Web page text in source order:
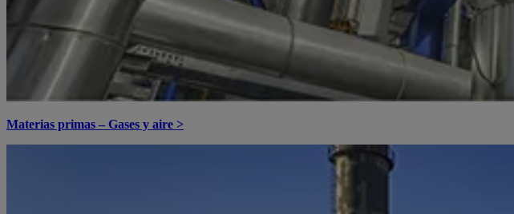
Materias primas – Gases y aire >